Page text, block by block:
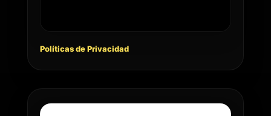
Políticas de Privacidad